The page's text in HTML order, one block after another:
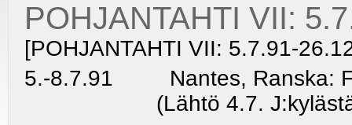
POHJANTAHTI VII:
[POHJANTAHTI VII: 5.7.91-
5.-8.7.91 Nantes, Ranska:
(Lähtö 4.7. J:kylästä.